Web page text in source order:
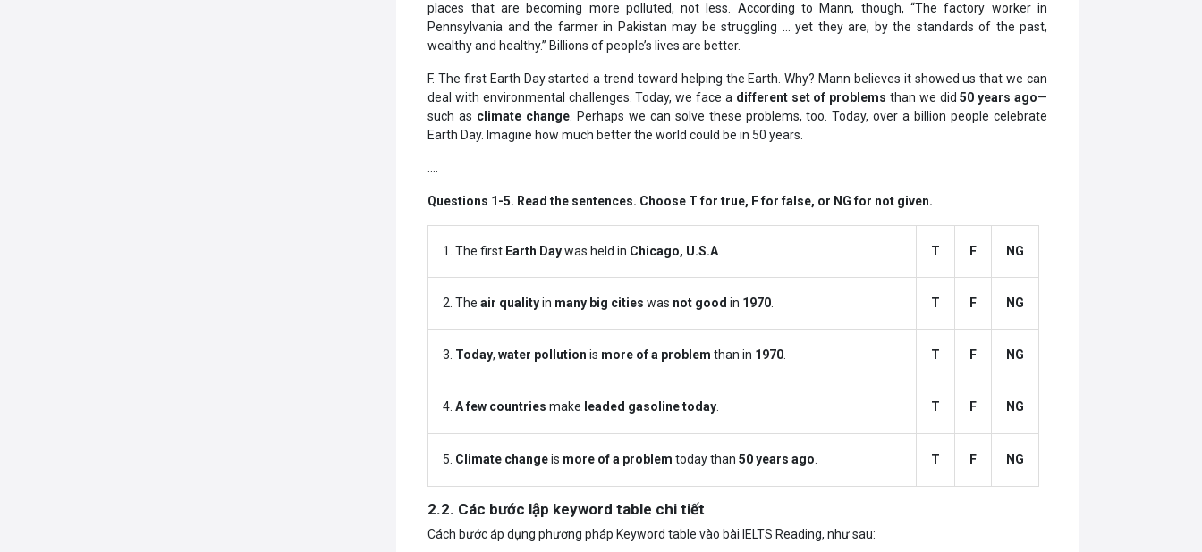
places that are becoming more polluted, not less. According to Mann, though, “The factory worker in
Pennsylvania and the farmer in Pakistan may be struggling … yet they are, by the standards of the past,
wealthy and healthy.” Billions of people’s lives are better.
F. The first Earth Day started a trend toward helping the Earth. Why? Mann believes it showed us that we can
deal with environmental challenges. Today, we face a different set of problems than we did50 years ago—
such as climate change. Perhaps we can solve these problems, too. Today, over a billion people celebrate
Earth Day. Imagine how much better the world could be in 50 years.
….
Questions 1-5. Read the sentences. Choose T for true, F for false, or NG for not given.
1. The first Earth Daywas held in Chicago, U.S.A. T F NG
2. Theair qualityin many big cities was not good in 1970. T F NG
3. Today,water pollution is more of a problem than in 1970. T F NG
4.A few countries make leaded gasoline today. T F NG
5. Climate changeis more of a problem today than50 years ago. T F NG
2.2. Các bước lập keyword table chi tiết
Cách bước áp dụng phương pháp Keyword table vào bài IELTS Reading, như sau: